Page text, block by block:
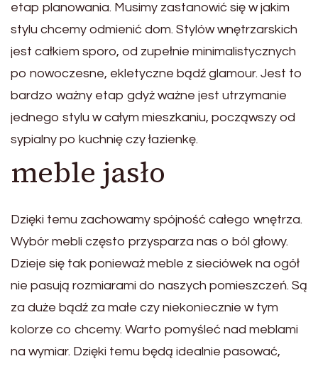
etap planowania. Musimy zastanowić się w jakim
stylu chcemy odmienić dom. Stylów wnętrzarskich
jest całkiem sporo, od zupełnie minimalistycznych
po nowoczesne, ekletyczne bądź glamour. Jest to
bardzo ważny etap gdyż ważne jest utrzymanie
jednego stylu w całym mieszkaniu, począwszy od
sypialny po kuchnię czy łazienkę.
meble jasło
Dzięki temu zachowamy spójność całego wnętrza.
Wybór mebli często przysparza nas o ból głowy.
Dzieje się tak ponieważ meble z sieciówek na ogół
nie pasują rozmiarami do naszych pomieszczeń. Są
za duże bądź za małe czy niekoniecznie w tym
kolorze co chcemy. Warto pomyśleć nad meblami
na wymiar. Dzięki temu będą idealnie pasować,